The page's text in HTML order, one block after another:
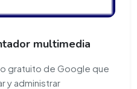
multimedia
gratuito de Google que
y administrar